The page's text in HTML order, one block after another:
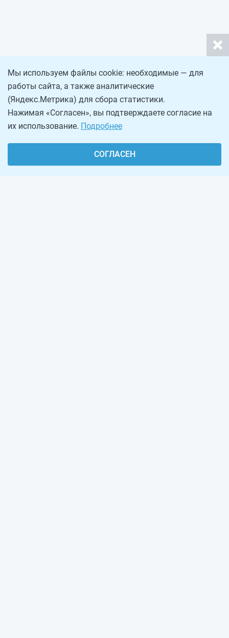
Мы используем файлы cookie: необходимые — для
работы сайта, а также аналитические
(Яндекс.Метрика) для сбора статистики.
Нажимая «Согласен», вы подтверждаете согласие на
их использование. Подробнее
СОГЛАСЕН